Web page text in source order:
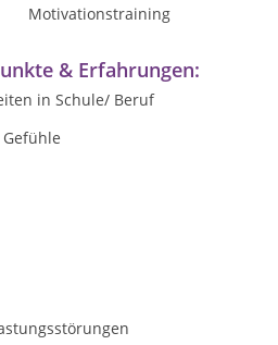
Motivationstraining
& Erfahrungen:
in Schule/ Beruf